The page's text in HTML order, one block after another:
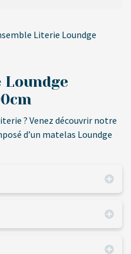
Literie Loundge
? Venez découvrir notre
d’un matelas Loundge